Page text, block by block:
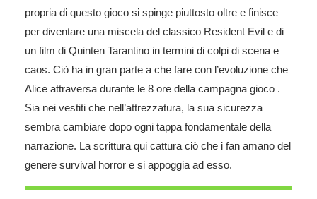
propria di questo gioco si spinge piuttosto oltre e finisce
per diventare una miscela del classico Resident Evil e di
un film di Quinten Tarantino in termini di colpi di scena e
caos. Ciò ha in gran parte a che fare con l’evoluzione che
Alice attraversa durante le 8 ore della campagna gioco .
Sia nei vestiti che nell’attrezzatura, la sua sicurezza
sembra cambiare dopo ogni tappa fondamentale della
narrazione. La scrittura qui cattura ciò che i fan amano del
genere survival horror e si appoggia ad esso.